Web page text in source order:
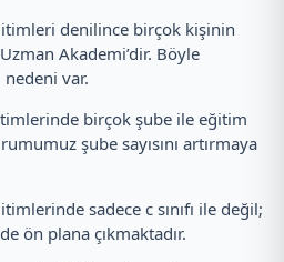
denilince birçok kişinin
Akademi’dir. Böyle
nedeni var.
birçok şube ile eğitim
şube sayısını artırmaya
sadece c sınıfı ile değil;
ön plana çıkmaktadır.